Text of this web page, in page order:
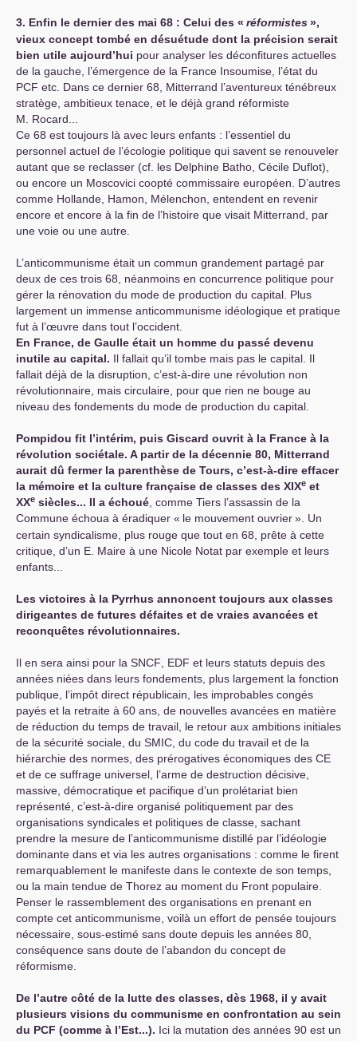
3. Enfin le dernier des mai 68 : Celui des « réformistes»,
vieux concept tombé en désuétude dont la précision serait
bien utile aujourd’hui pour analyser les déconfitures actuelles
de la gauche, l’émergence de la France Insoumise, l’état du
PCF etc. Dans ce dernier 68, Mitterrand l’aventureux ténébreux
stratège, ambitieux tenace, et le déjà grand réformiste
M. Rocard...
Ce 68 est toujours là avec leurs enfants : l’essentiel du
personnel actuel de l’écologie politique qui savent se renouveler
autant que se reclasser (cf. les Delphine Batho, Cécile Duflot),
ou encore un Moscovici coopté commissaire européen. D’autres
comme Hollande, Hamon, Mélenchon, entendent en revenir
encore et encore à la fin de l’histoire que visait Mitterrand, par
une voie ou une autre.
L’anticommunisme était un commun grandement partagé par
deux de ces trois 68, néanmoins en concurrence politique pour
gérer la rénovation du mode de production du capital. Plus
largement un immense anticommunisme idéologique et pratique
fut à l’œuvre dans tout l’occident.
En France, de Gaulle était un homme du passé devenu
inutile au capital. Il fallait qu’il tombe mais pas le capital. Il
fallait déjà de la disruption, c’est-à-dire une révolution non
révolutionnaire, mais circulaire, pour que rien ne bouge au
niveau des fondements du mode de production du capital.
Pompidou fit l’intérim, puis Giscard ouvrit à la France à la
révolution sociétale. A partir de la décennie 80, Mitterrand
aurait dû fermer la parenthèse de Tours, c’est-à-dire effacer
la mémoire et la culture française de classes des XIXe et
XXe siècles... Il a échoué , comme Tiers l’assassin de la
Commune échoua à éradiquer « le mouvement ouvrier». Un
certain syndicalisme, plus rouge que tout en 68, prête à cette
critique, d’un E. Maire à une Nicole Notat par exemple et leurs
enfants...
Les victoires à la Pyrrhus annoncent toujours aux classes
dirigeantes de futures défaites et de vraies avancées et
reconquêtes révolutionnaires.
Il en sera ainsi pour la SNCF EDF et leurs statuts depuis des
années niées dans leurs fondements, plus largement la fonction
publique, l’impôt direct républicain, les improbables congés
payés et la retraite à 60 ans, de nouvelles avancées en matière
de réduction du temps de travail, le retour aux ambitions initiales
de la sécurité sociale, du SMIC , du code du travail et de la
hiérarchie des normes, des prérogatives économiques des CE
et de ce suffrage universel, l’arme de destruction décisive,
massive, démocratique et pacifique d’un prolétariat bien
représenté, c’est-à-dire organisé politiquement par des
organisations syndicales et politiques de classe, sachant
prendre la mesure de l’anticommunisme distillé par l’idéologie
dominante dans et via les autres organisations : comme le firent
remarquablement le manifeste dans le contexte de son temps,
ou la main tendue de Thorez au moment du Front populaire.
Penser le rassemblement des organisations en prenant en
compte cet anticommunisme, voilà un effort de pensée toujours
nécessaire, sous-estimé sans doute depuis les années 80,
conséquence sans doute de l’abandon du concept de
réformisme.
De l’autre côté de la lutte des classes, dès 1968, il y avait
plusieurs visions du communisme en confrontation au sein
du PCF (comme à l’Est...). Ici la mutation des années 90 est un